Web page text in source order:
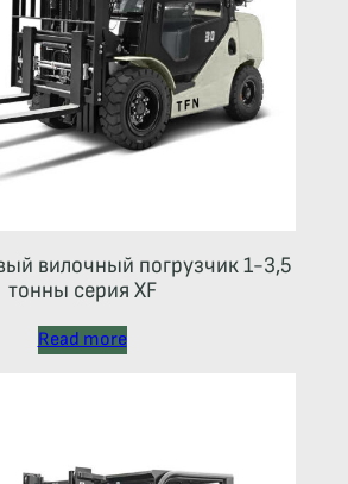
вилочный погрузчик 1-3,5
тонны серия XF
Read more